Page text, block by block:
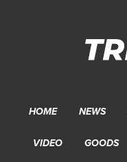
HOME NEWS
VIDEO GOODS